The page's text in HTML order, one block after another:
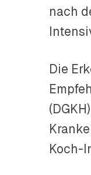
nach
Die
Koch-